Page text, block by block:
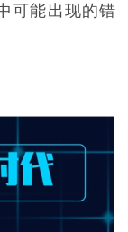
可能出现的错